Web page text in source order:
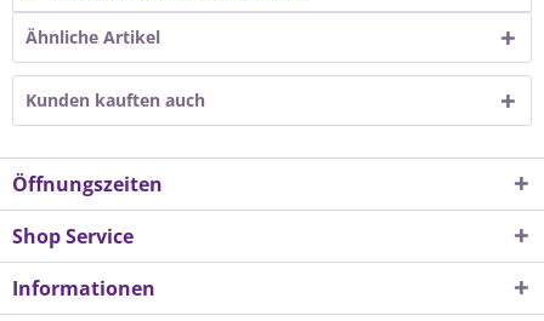
Ähnliche Artikel
Kunden kauften auch
Öffnungszeiten
Shop Service
Informationen